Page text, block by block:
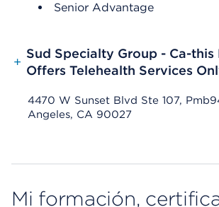
Senior Advantage
+
Sud Specialty Group - Ca-this
Offers Telehealth Services
4470 W Sunset Blvd Ste 107,
Angeles, CA 90027
Mi formación,